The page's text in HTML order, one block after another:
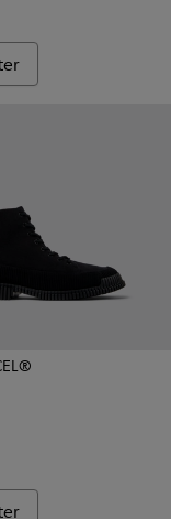
et vert pour
multicolores
à lacets en cuir
- Bottes mi-
006 - Bottes à
- K300277-005 -